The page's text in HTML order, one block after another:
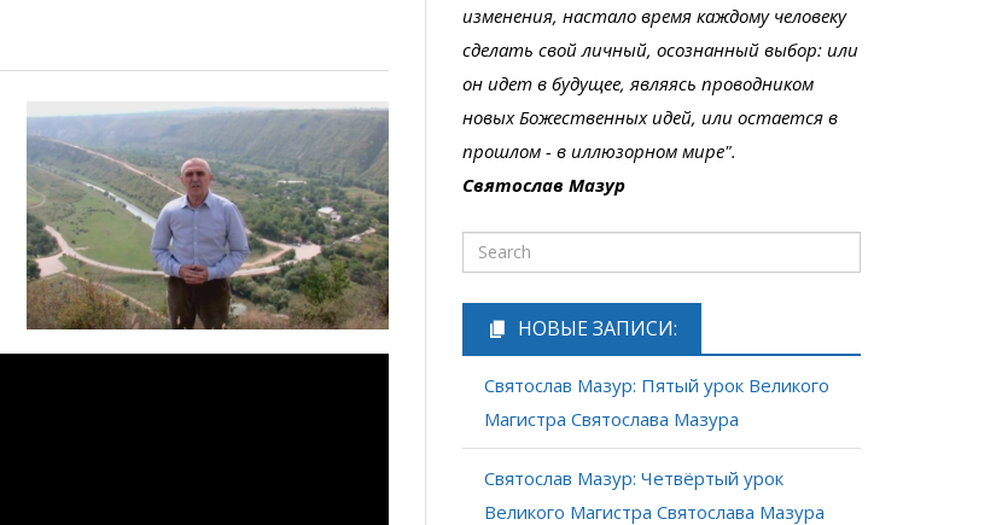
изменения, настало время каждому человеку
сделать свой личный, осознанный выбор: или
он идет в будущее, являясь проводником
новых Божественных идей, или остается в
прошлом - в иллюзорном мире".
Святослав Мазур
НОВЫЕ ЗАПИСИ:
Святослав Мазур: Пятый урок Великого
Магистра Святослава Мазура
Святослав Мазур: Четвёртый урок
Великого Магистра Святослава Мазура